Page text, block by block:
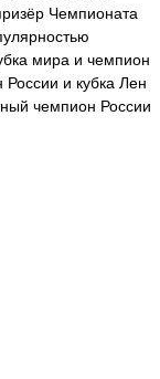
Чемпионата
мира и чемпион
и кубка Лен
чемпион России